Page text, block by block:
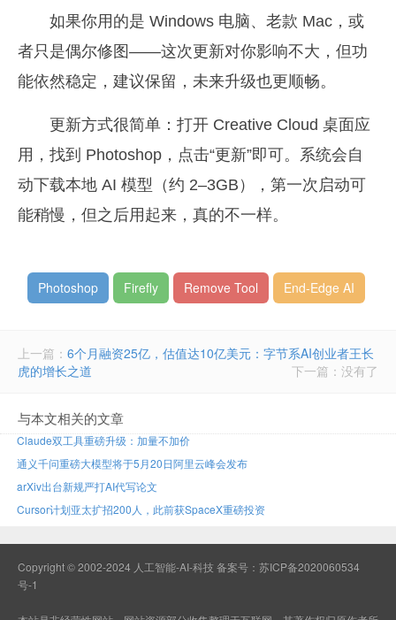
如果你用的是 Windows 电脑、老款 Mac，或
者只是偶尔修图——这次更新对你影响不大，但功
能依然稳定，建议保留，未来升级也更顺畅。
更新方式很简单：打开 Creative Cloud 桌面应
用，找到 Photoshop，点击“更新”即可。系统会自
动下载本地 AI 模型（约 2–3GB），第一次启动可
能稍慢，但之后用起来，真的不一样。
Photoshop Firefly Remove Tool End-Edge AI
上一篇： 6个月融资25亿，估值达10亿美元：字节系AI创业者王长
虎的增长之道
下一篇：没有了
与本文相关的文章
Claude双工具重磅升级：加量不加价
通义千问重磅大模型将于5月20日阿里云峰会发布
arXiv出台新规严打AI代写论文
Cursor计划亚太扩招200人，此前获SpaceX重磅投资
Copyright © 2002-2024 人工智能-AI-科技 备案号： 苏ICP备2020060534
号-1